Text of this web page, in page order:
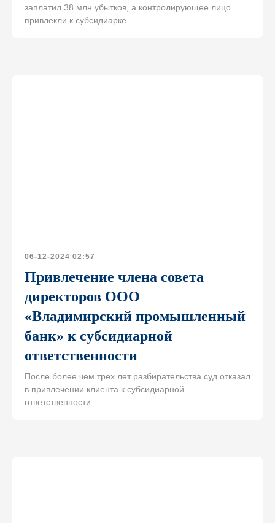
заплатил 38 млн убытков, а контролирующее лицо
привлекли к субсидиарке.
06-12-2024 02:57
Привлечение члена совета
директоров ООО
«Владимирский промышленный
банк» к субсидиарной
ответственности
После более чем трёх лет разбирательства суд отказал
в привлечении клиента к субсидиарной
ответственности.